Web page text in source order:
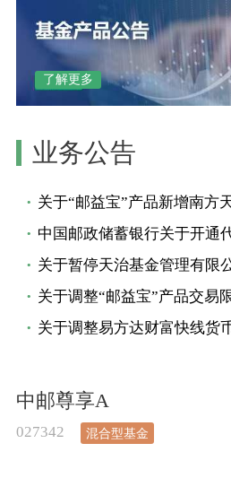
了解更多
业务公告
关于调整“邮益宝”产品交易
中邮尊享A
027342 混合型基金